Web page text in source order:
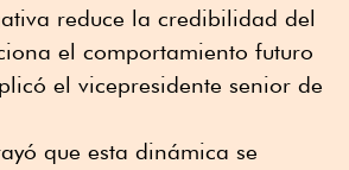
reduce la credibilidad del
el comportamiento futuro
el vicepresidente senior de
que esta dinámica se